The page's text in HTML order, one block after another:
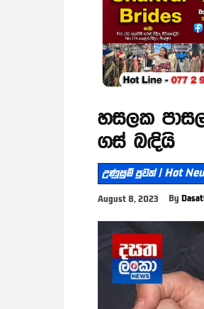
හසලක
ගස් බඳියි
උණුසුම් පුවත් | Hot
August 8, 2023 By